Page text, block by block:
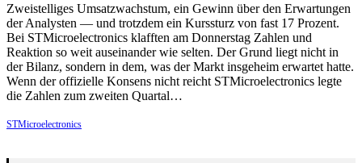
Zweistelliges Umsatzwachstum, ein Gewinn über den Erwartungen
der Analysten — und trotzdem ein Kurssturz von fast 17 Prozent.
Bei STMicroelectronics klafften am Donnerstag Zahlen und
Reaktion so weit auseinander wie selten. Der Grund liegt nicht in
der Bilanz, sondern in dem, was der Markt insgeheim erwartet hatte.
Wenn der offizielle Konsens nicht reicht STMicroelectronics legte
die Zahlen zum zweiten Quartal…
STMicroelectronics